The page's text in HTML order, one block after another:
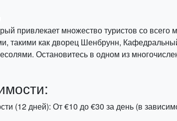
привлекает множество туристов со всего
такими как дворец Шенбрунн,
Остановитесь в одном из
(12 дней): От €10 до €30 за день (в